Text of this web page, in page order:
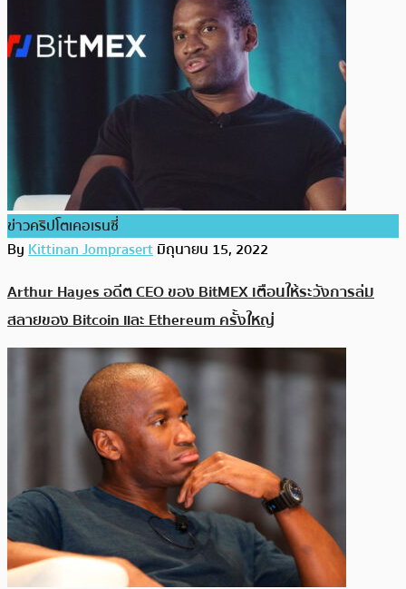
ข่าวคริปโตเคอเรนซี่
ByKittinan Jomprasertมิถุนายน 15, 2022
Arthur Hayes อดีต CEO ของ BitMEX เตือนให้ระวังการล่ม
สลายของ Bitcoin และ Ethereum ครั้งใหญ่